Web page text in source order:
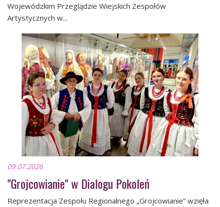
Wojewódzkim Przeglądzie Wiejskich Zespołów
Artystycznych w...
09.07.2026
"Grojcowianie" w Dialogu Pokoleń
Reprezentacja Zespołu Regionalnego „Grojcowianie” wzięła